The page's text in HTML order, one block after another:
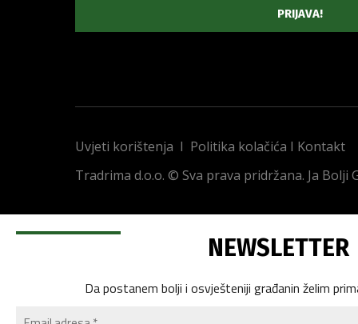
Uvjeti korištenja I Politika kolačića I Kontakt
Tradrima d.o.o. © Sva prava pridržana. Ja Bolji
NEWSLETTER
Da postanem bolji i osvješteniji građanin želim